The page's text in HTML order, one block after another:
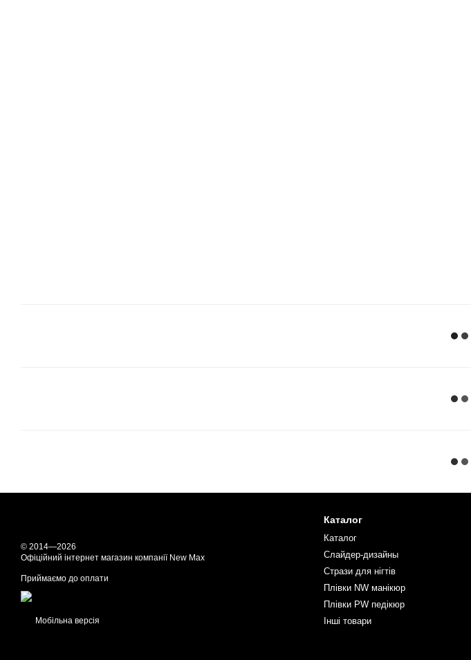
© 2014—2026
Офіційний інтернет магазин компанії New Max
Приймаємо до оплати
Мобільна версія
Каталог
Каталог
Слайдер-дизайны
Стрази для нігтів
Плівки NW манікюр
Плівки PW педікюр
Інші товари